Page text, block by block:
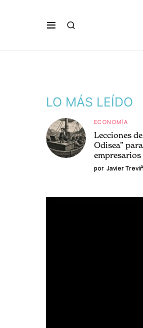
LO MÁS LEÍDO
ECONOMÍA
Lecciones
Odisea” para
empresarios
por Javier